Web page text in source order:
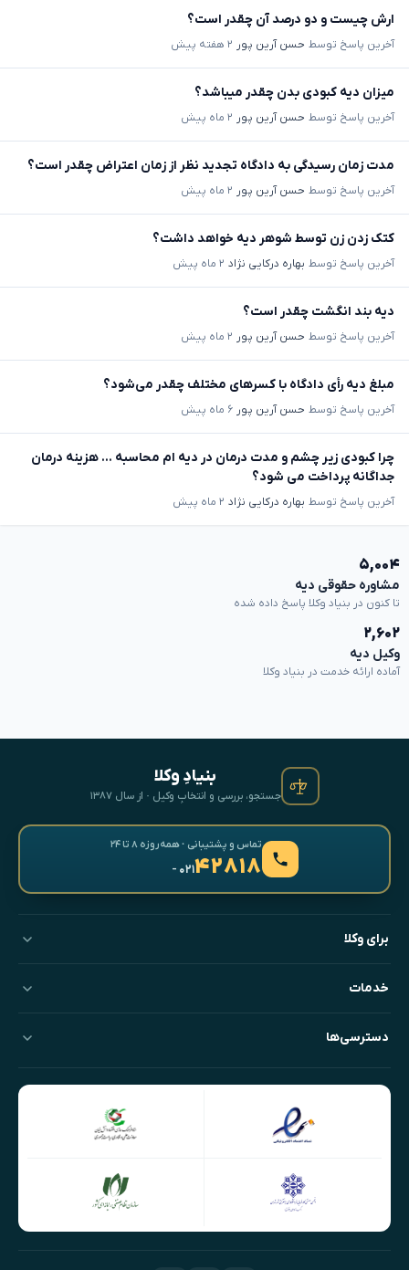
ارش چیست و دو درصد آن چقدر است؟
آخرین پاسخ توسط حسن آرین پور ۲ هفته پیش
میزان دیه کبودی بدن چقدر میباشد؟
آخرین پاسخ توسط حسن آرین پور ۲ ماه پیش
مدت زمان رسیدگی به دادگاه تجدید نظر از زمان اعتراض چقدر است؟
آخرین پاسخ توسط حسن آرین پور ۲ ماه پیش
کتک زدن زن توسط شوهر دیه خواهد داشت؟
آخرین پاسخ توسط بهاره درکایی نژاد ۲ ماه پیش
دیه بند انگشت چقدر است؟
آخرین پاسخ توسط حسن آرین پور ۲ ماه پیش
مبلغ دیه رأی دادگاه با کسرهای مختلف چقدر می‌شود؟
آخرین پاسخ توسط حسن آرین پور ۶ ماه پیش
چرا کبودی زیر چشم و مدت درمان در دیه ام محاسبه ... هزینه درمان
جداگانه پرداخت می شود؟
آخرین پاسخ توسط بهاره درکایی نژاد ۲ ماه پیش
۵,۰۰۴
مشاوره حقوقی دیه
تا کنون در بنیاد وکلا پاسخ داده شده
۲,۶۰۲
وکیل دیه
آماده ارائه خدمت در بنیاد وکلا
بنیادِ وکلا
جستجو، بررسی و انتخابِ وکیل · از سال ۱۳۸۷
تماس و پشتیبانی · همه‌روزه ۸ تا ۲۴
۴۲۸۱۸- ۰۲۱
برای وکلا
خدمات
دسترسی‌ها